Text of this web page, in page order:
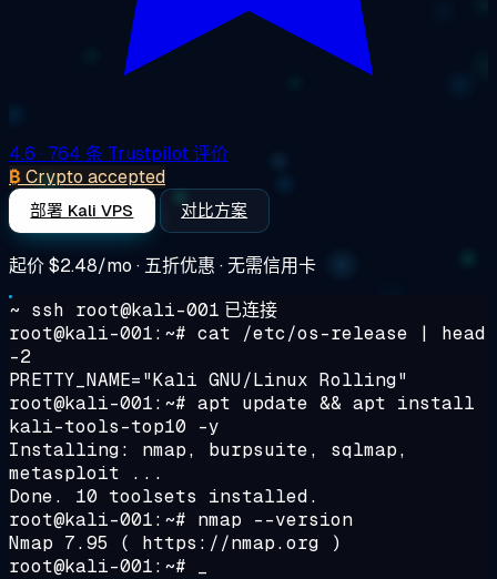
4.6 · 764 条 Trustpilot 评价
₿ Crypto accepted
部署 Kali VPS 对比方案
起价$2.48/mo · 五折优惠 · 无需信用卡
~ ssh root@kali-001 已连接
root@kali-001:~# cat /etc/os-release | head
-2
PRETTY_NAME="Kali GNU/Linux Rolling"
root@kali-001:~# apt update && apt install
kali-tools-top10 -y
Installing: nmap, burpsuite, sqlmap,
metasploit ...
Done. 10 toolsets installed.
root@kali-001:~# nmap --version
Nmap 7.95 ( https://nmap.org )
root@kali-001:~# _